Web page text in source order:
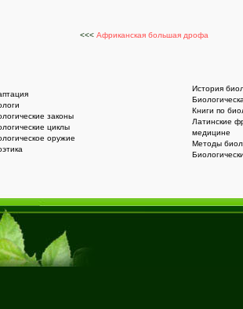
<<< Африканская большая дрофа
законы
циклы
оружие
История
Книги по
Латинские
медицине
Методы